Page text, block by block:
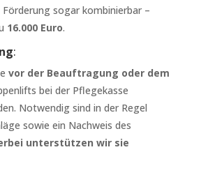
sogar kombinierbar –
16.000 Euro.
:
vor der Beauftragung oder dem
bei der Pflegekasse
Notwendig sind in der Regel
sowie ein Nachweis des
unterstützen wir sie